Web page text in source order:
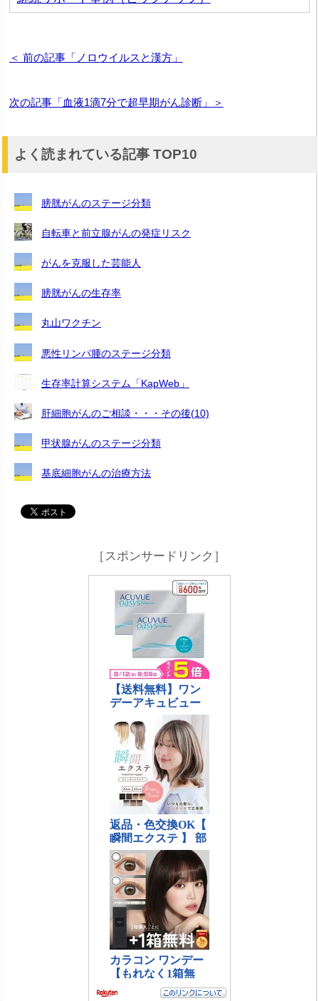
＜ 前の記事「ノロウイルスと漢方」
次の記事「血液1滴7分で超早期がん診断」＞
よく読まれている記事 TOP10
膀胱がんのステージ分類
自転車と前立腺がんの発症リスク
がんを克服した芸能人
膀胱がんの生存率
丸山ワクチン
悪性リンパ腫のステージ分類
生存率計算システム「KapWeb」
肝細胞がんのご相談・・・その後(10)
甲状腺がんのステージ分類
基底細胞がんの治療方法
［スポンサードリンク］